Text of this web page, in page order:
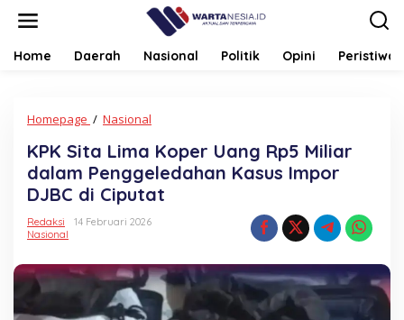
Home Daerah Nasional Politik Opini Peristiwa
Homepage / Nasional
Lima
Koper
Uang
Rp5
Kasus
Impor
DJBC
KPK Sita Lima Koper Uang Rp5 Miliar
dalam Penggeledahan Kasus Impor
DJBC di Ciputat
Redaksi
14 Februari 2026
Nasional